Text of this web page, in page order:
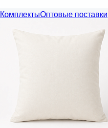
КомплектыОптовые поставки